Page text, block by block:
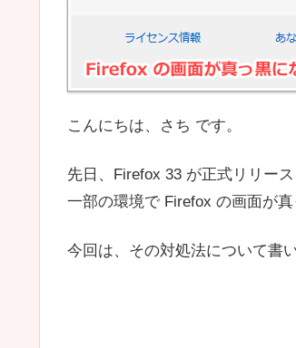
こんにちは、さち です。
先日、Firefox 33 が正式リリー
一部の環境で Firefox の画面が
今回は、その対処法について書